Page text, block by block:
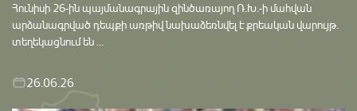
Հունիսի 26-ին պայմանագրային զինծառայող Ռ.Խ.-ի մահվան
արձանագրված դեպքի առթիվ նախաձեռնվել է քրեական վարույթ․
տեղեկացնում են ...
26.06.26